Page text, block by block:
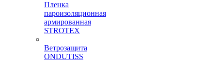
Пленка
пароизоляционная
армированная
STROTEX
Ветрозащита
ONDUTISS